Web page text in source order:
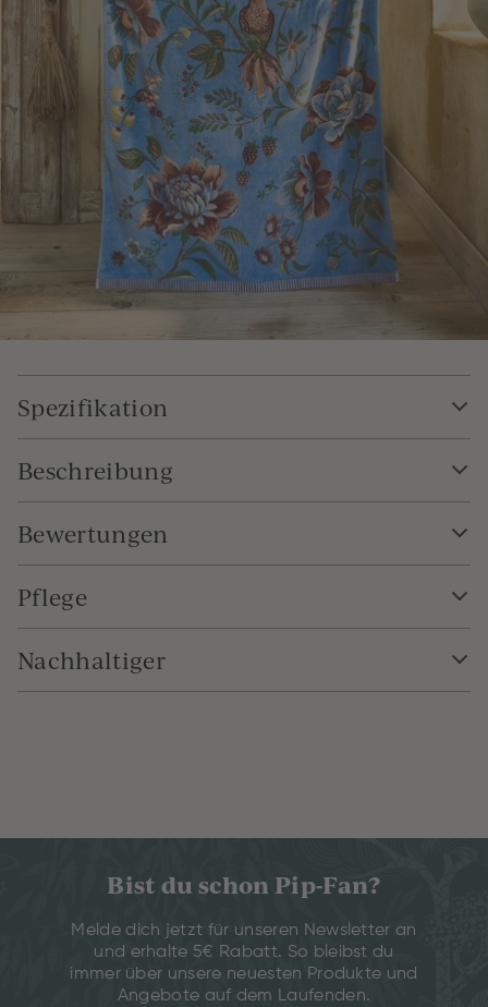
Spezifikation
Beschreibung
Bewertungen
Pflege
Nachhaltiger
Bist du schon Pip-Fan?
Melde dich jetzt für unseren Newsletter an
und erhalte 5€ Rabatt. So bleibst du
immer über unsere neuesten Produkte und
Angebote auf dem Laufenden.